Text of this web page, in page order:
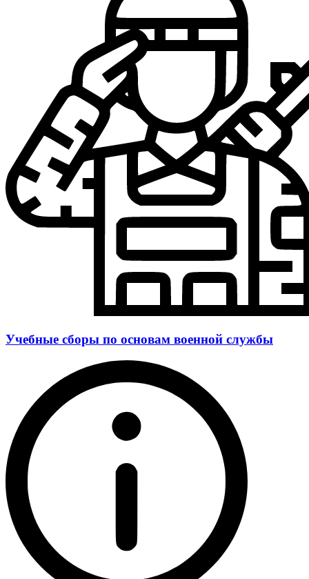
Учебные сборы по основам военной службы